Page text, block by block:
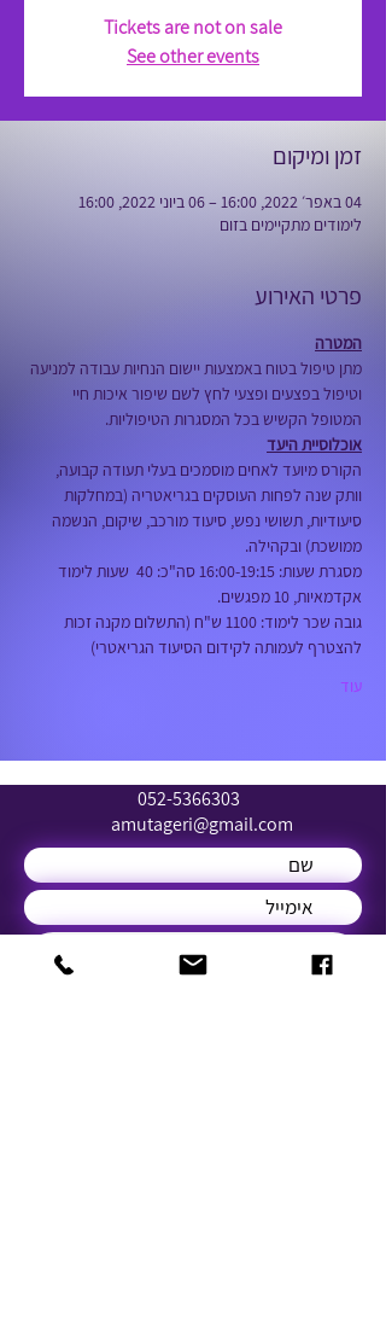
Tickets are not on sale
See other events
זמן ומיקום
04 באפר׳ 2022, 16:00 – 06 ביוני 2022, 16:00
לימודים מתקיימים בזום
פרטי האירוע
המטרה
מתן טיפול בטוח באמצעות יישום הנחיות עבודה למניעה
וטיפול בפצעים ופצעי לחץ לשם שיפור איכות חיי
המטופל הקשיש בכל המסגרות הטיפוליות.
אוכלוסיית היעד
הקורס מיועד לאחים מוסמכים בעלי תעודה קבועה,
וותק שנה לפחות העוסקים בגריאטריה (במחלקות
סיעודיות, תשושי נפש, סיעוד מורכב, שיקום, הנשמה
ממושכת) ובקהילה.
מסגרת שעות: 16:00-19:15 סה"כ: 40  שעות לימוד
אקדמאיות, 10 מפגשים.
גובה שכר לימוד: 1100 ש"ח (התשלום מקנה זכות
להצטרף לעמותה לקידום הסיעוד הגריאטרי)
עוד
052-5366303
amutageri@gmail.com